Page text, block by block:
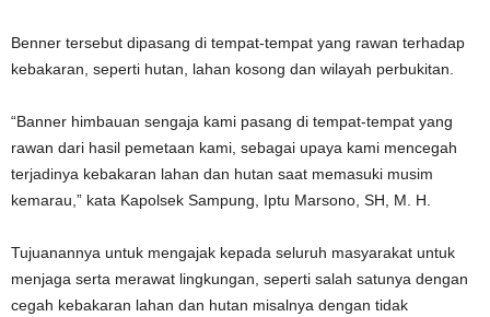
Benner tersebut dipasang di tempat-tempat yang rawan terhadap
kebakaran, seperti hutan, lahan kosong dan wilayah perbukitan.
“Banner himbauan sengaja kami pasang di tempat-tempat yang
rawan dari hasil pemetaan kami, sebagai upaya kami mencegah
terjadinya kebakaran lahan dan hutan saat memasuki musim
kemarau,” kata Kapolsek Sampung, Iptu Marsono, SH, M. H.
Tujuanannya untuk mengajak kepada seluruh masyarakat untuk
menjaga serta merawat lingkungan, seperti salah satunya dengan
cegah kebakaran lahan dan hutan misalnya dengan tidak